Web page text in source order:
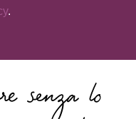
.
senza lo